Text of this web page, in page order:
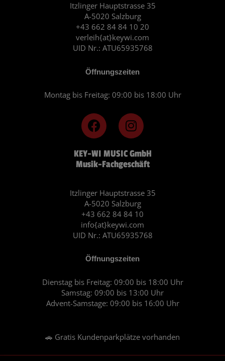
KEY-WI MUSIC GmbH
Musik-Fachgeschäft
Itzlinger Hauptstrasse 35
A-5020 Salzburg
+43 662 84 84 10
info{at}keywi.com
UID Nr.: ATU65935768
Öffnungszeiten
Dienstag bis Freitag: 09:00 bis 18:00 Uhr
Samstag: 09:00 bis 13:00 Uhr
Advent-Samstage: 09:00 bis 16:00 Uhr
🚗 Gratis Kundenparkplätze vorhanden
F
a
c
e
b
o
k
I
n
s
t
a
r
a
m
Itzlinger Hauptstrasse 35
A-5020 Salzburg
+43 662 84 84 10 20
verleih{at}keywi.com
UID Nr.: ATU65935768
Öffnungszeiten
Montag bis Freitag: 09:00 bis 18:00 Uhr